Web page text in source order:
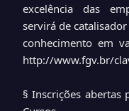
excelência das
servirá de
conhecimento em
http://www.fgv.br/
§ Inscrições abertas